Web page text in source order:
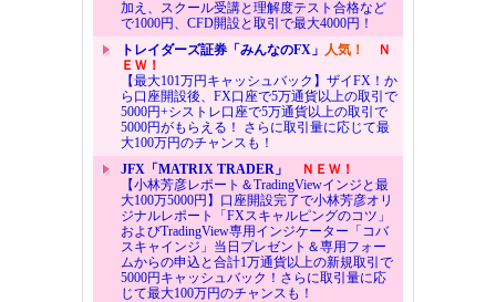
加え、スクール受講と理解度テスト合格など
で1000円、CFD開設と取引で最大4000円！
トレイダーズ証券「みんなのFX」 人気！
Ｎ
ＥＷ！
【最大101万円キャッシュバック】ザイFX！か
ら口座開設後、FX口座で5万通貨以上の取引で
5000円+シストレ口座で5万通貨以上の取引で
5000円がもらえる！ さらに取引量に応じて最
大100万円のチャンスも！
JFX「MATRIX TRADER」
ＮＥＷ！
【小林芳彦レポート＆TradingViewインジと最
大100万5000円】口座開設完了で小林芳彦オリ
ジナルレポート「FXスキャルピングのコツ」
およびTradingView専用インジケーター「コバ
スキャインジ」当日プレゼント＆専用フォー
ムからの申込と合計1万通貨以上の新規取引で
5000円キャッシュバック！さらに取引量に応
じて最大100万円のチャンスも！